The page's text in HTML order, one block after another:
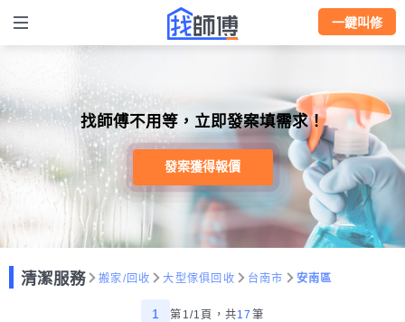
一鍵叫修
找師傅不用等，立即發案填需求！
發案獲得報價
清潔服務 搬家/回收 大型傢俱回收 台南市 安南區
1 第1/1頁， 共17 筆